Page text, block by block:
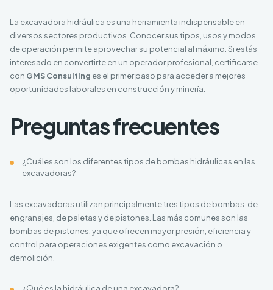
La excavadora hidráulica es una herramienta indispensable en
diversos sectores productivos. Conocer sus tipos, usos y modos
de operación permite aprovechar su potencial al máximo. Si estás
interesado en convertirte en un operador profesional, certificarse
con GMS Consulting es el primer paso para acceder a mejores
oportunidades laborales en construcción y minería.
Preguntas frecuentes
¿Cuáles son los diferentes tipos de bombas hidráulicas en las
excavadoras?
Las excavadoras utilizan principalmente tres tipos de bombas: de
engranajes, de paletas y de pistones. Las más comunes son las
bombas de pistones, ya que ofrecen mayor presión, eficiencia y
control para operaciones exigentes como excavación o
demolición.